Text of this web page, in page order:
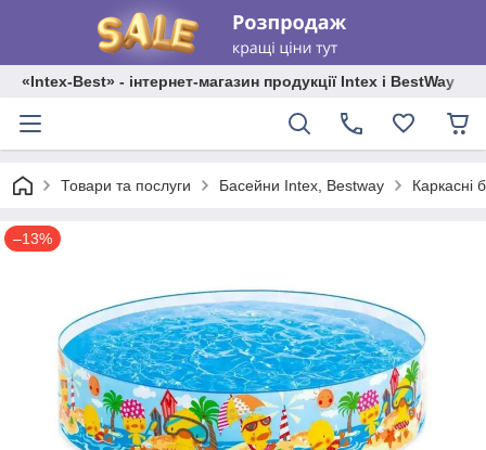
«Intex-Best» - інтернет-магазин продукції Intex і BestWay
Товари та послуги Басейни Intex, Bestway Каркасні
–13%